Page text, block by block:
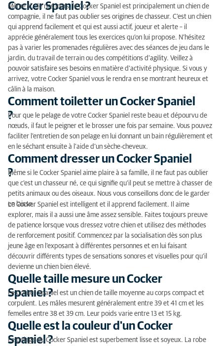
Cocker Spaniel ?
Même si, de nos jours, le Cocker Spaniel est principalement un chien de
compagnie, il ne faut pas oublier ses origines de chasseur. C’est un chien
qui apprend facilement et qui est aussi actif, joueur et alerte – il
apprécie généralement tous les exercices qu’on lui propose. N’hésitez
pas à varier les promenades régulières avec des séances de jeu dans le
jardin, du travail de terrain ou des compétitions d’agility. Veillez à
pouvoir satisfaire ses besoins en matière d’activité physique. Si vous y
arrivez, votre Cocker Spaniel vous le rendra en se montrant heureux et
câlin à la maison.
Comment toiletter un Cocker Spaniel
?
Pour que le pelage de votre Cocker Spaniel reste beau et dépourvu de
nœuds, il faut le peigner et le brosser une fois par semaine. Vous pouvez
faciliter l’entretien de son pelage en lui donnant un bain régulièrement et
en le séchant ensuite à l’aide d’un sèche-cheveux.
Comment dresser un Cocker Spaniel
?
Même si le Cocker Spaniel aime plaire à sa famille, il ne faut pas oublier
que c’est un chasseur né, ce qui signifie qu’il peut se mettre à chasser de
petits animaux ou des oiseaux. Nous vous conseillons donc de le garder
en laisse.
Le Cocker Spaniel est intelligent et il apprend facilement. Il aime
explorer, mais il a aussi une âme assez sensible. Faites toujours preuve
de patience lorsque vous dressez votre chien et utilisez des méthodes
de renforcement positif. Commencez par la socialisation dès son plus
jeune âge en l’exposant à différentes personnes et en lui faisant
découvrir différents types de sensations sonores et visuelles pour qu’il
devienne un chien bien élevé.
Quelle taille mesure un Cocker
Spaniel ?
Le Cocker Spaniel est un chien de taille moyenne au corps compact et
corpulent. Les mâles mesurent généralement entre 39 et 41 cm et les
femelles entre 38 et 39 cm. Leur poids varie entre 13 et 15 kg.
Quelle est la couleur d'un Cocker
Spaniel ?
Le pelage du Cocker Spaniel est superbement lisse et soyeux. La robe